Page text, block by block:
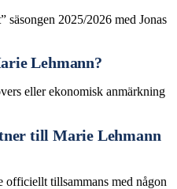
säsongen 2025/2026 med Jonas
Lehmann?
eller ekonomisk anmärkning
till Marie Lehmann
tillsammans med någon